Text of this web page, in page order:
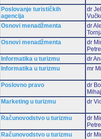
Poslovanje turističkih
agencija
dr
Osnovi menadžmenta
dr
Osnovi menadžmenta
dr
Informatika u turizmu
dr
Informatika u turizmu mr
Poslovno pravo
dr
Marketing u turizmu dr
Računovodstvo u turizmu
dr
Računovodstvo u turizmu dr